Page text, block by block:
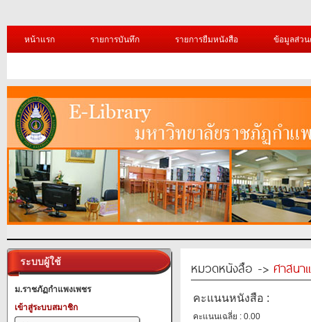
หน้าแรก รายการบันทึก รายการยืมหนังสือ ข้อมูลส่ว
ระบบผู้ใช้
ม.ราชภัฏกำแพงเพชร
เข้าสู่ระบบสมาชิก
หมวดหนังสือ -> ศาสนา
คะแนนหนังสือ :
คะแนนเฉลี่ย : 0.00